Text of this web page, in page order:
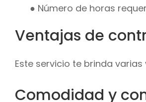
● Número de horas
Ventajas de
Este servicio te brinda varias
Comodidad y